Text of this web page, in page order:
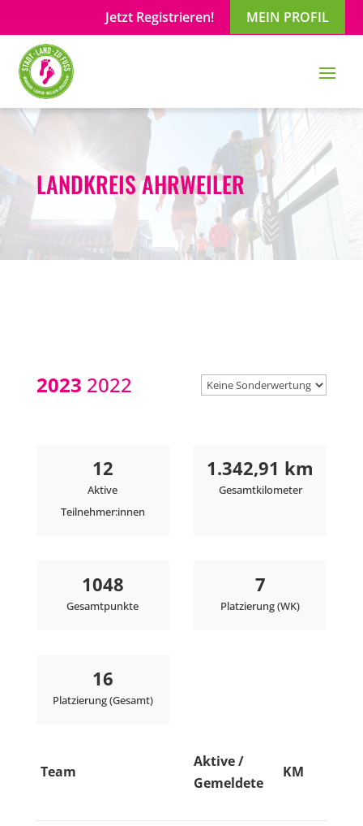
Jetzt Registrieren! MEIN PROFIL
LANDKREIS AHRWEILER
2023 2022
12
Aktive
Teilnehmer:innen
1.342,91 km
Gesamtkilometer
1048
Gesamtpunkte
7
Platzierung (WK)
16
Platzierung (Gesamt)
Team
Aktive /
Gemeldete
KM